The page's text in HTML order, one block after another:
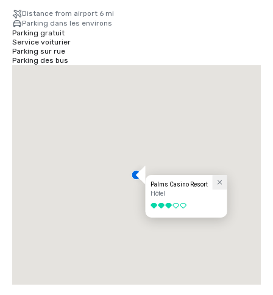
Distance from airport 6 mi
Parking dans les environs
Parking gratuit
Service voiturier
Parking sur rue
Parking des bus
Palms Casino Resort
Hôtel
3 sur 5